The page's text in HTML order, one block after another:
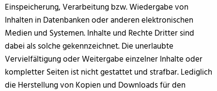
Einspeicherung, Verarbeitung bzw. Wiedergabe von
Inhalten in Datenbanken oder anderen elektronischen
Medien und Systemen. Inhalte und Rechte Dritter sind
dabei als solche gekennzeichnet. Die unerlaubte
Vervielfältigung oder Weitergabe einzelner Inhalte oder
kompletter Seiten ist nicht gestattet und strafbar. Lediglich
die Herstellung von Kopien und Downloads für den